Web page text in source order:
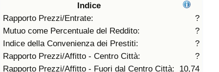
Indice
Rapporto Prezzi/Entrate:
?
Mutuo come Percentuale del Reddito:
?
Indice della Convenienza dei Prestiti:
?
Rapporto Prezzi/Affitto - Centro Città:
?
Rapporto Prezzi/Affitto - Fuori dal Centro Città:
10,74
Indice dell’Inquinamento (Corrente)
Indice di inquinamento
Indice dell’Inquinamento per Nazione